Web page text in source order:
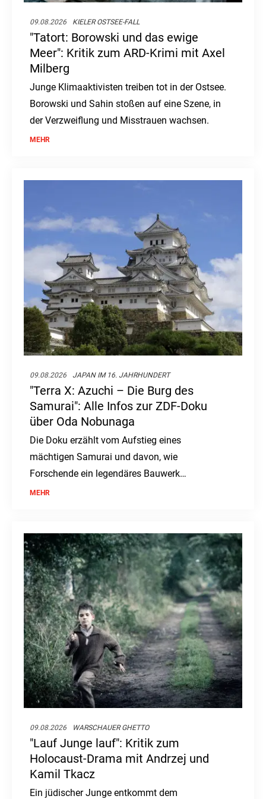
09.08.2026 KIELER OSTSEE-FALL
"Tatort: Borowski und das ewige
Meer": Kritik zum ARD-Krimi mit Axel
Milberg
Junge Klimaaktivisten treiben tot in der Ostsee.
Borowski und Sahin stoßen auf eine Szene, in
der Verzweiflung und Misstrauen wachsen.
MEHR
09.08.2026 JAPAN IM 16. JAHRHUNDERT
"Terra X: Azuchi – Die Burg des
Samurai": Alle Infos zur ZDF-Doku
über Oda Nobunaga
Die Doku erzählt vom Aufstieg eines
mächtigen Samurai und davon, wie
Forschende ein legendäres Bauwerk
rekonstruieren wollen.
MEHR
09.08.2026 WARSCHAUER GHETTO
"Lauf Junge lauf": Kritik zum
Holocaust-Drama mit Andrzej und
Kamil Tkacz
Ein jüdischer Junge entkommt dem